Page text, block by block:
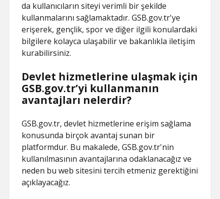
da kullanıcıların siteyi verimli bir şekilde
kullanmalarını sağlamaktadır. GSB.gov.tr'ye
erişerek, gençlik, spor ve diğer ilgili konulardaki
bilgilere kolayca ulaşabilir ve bakanlıkla iletişim
kurabilirsiniz.
Devlet hizmetlerine ulaşmak için
GSB.gov.tr’yi kullanmanın
avantajları nelerdir?
GSB.gov.tr, devlet hizmetlerine erişim sağlama
konusunda birçok avantaj sunan bir
platformdur. Bu makalede, GSB.gov.tr'nin
kullanılmasının avantajlarına odaklanacağız ve
neden bu web sitesini tercih etmeniz gerektiğini
açıklayacağız.